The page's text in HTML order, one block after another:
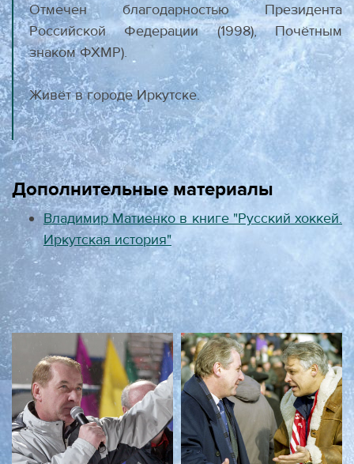
Отмечен благодарностью Президента
Российской Федерации (1998), Почётным
знаком ФХМР).
Живёт в городе Иркутске.
Дополнительные материалы
Владимир Матиенко в книге "Русский хоккей.
Иркутская история"